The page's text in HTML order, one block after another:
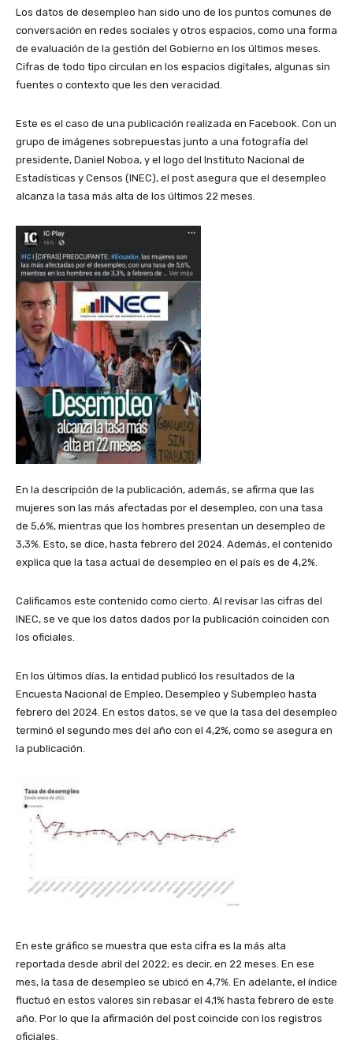
Los datos de desempleo han sido uno de los puntos comunes de
conversación en redes sociales y otros espacios, como una forma
de evaluación de la gestión del Gobierno en los últimos meses.
Cifras de todo tipo circulan en los espacios digitales, algunas sin
fuentes o contexto que les den veracidad.
Este es el caso de una publicación realizada en Facebook. Con un
grupo de imágenes sobrepuestas junto a una fotografía del
presidente, Daniel Noboa, y el logo del Instituto Nacional de
Estadísticas y Censos (INEC), el post asegura que el desempleo
alcanza la tasa más alta de los últimos 22 meses.
En la descripción de la publicación, además, se afirma que las
mujeres son las más afectadas por el desempleo, con una tasa
de 5,6%, mientras que los hombres presentan un desempleo de
3,3%. Esto, se dice, hasta febrero del 2024. Además, el contenido
explica que la tasa actual de desempleo en el país es de 4,2%.
Calificamos este contenido como cierto. Al revisar las cifras del
INEC, se ve que los datos dados por la publicación coinciden con
los oficiales.
En los últimos días, la entidad publicó los resultados de la
Encuesta Nacional de Empleo, Desempleo y Subempleo hasta
febrero del 2024. En estos datos, se ve que la tasa del desempleo
terminó el segundo mes del año con el 4,2%, como se asegura en
la publicación.
En este gráfico se muestra que esta cifra es la más alta
reportada desde abril del 2022; es decir, en 22 meses. En ese
mes, la tasa de desempleo se ubicó en 4,7%. En adelante, el índice
fluctuó en estos valores sin rebasar el 4,1% hasta febrero de este
año. Por lo que la afirmación del post coincide con los registros
oficiales.